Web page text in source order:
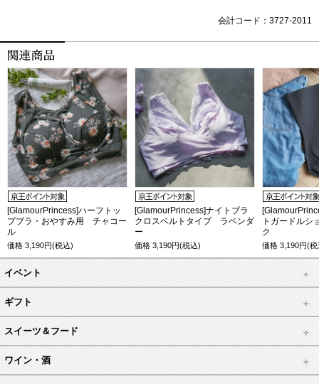
会計コード：3727-2011
[GlamourPrincess]ハーフトッ
プブラ・おやすみ用 チャコー
ル
価格 3,190円(税込)
[GlamourPrincess]ナイトブラ
クロスベルトタイプ ラベンダ
ー
価格3,190円(税込)
トガードル
ク
価格3,190円(
イベント
ギフト
スイーツ＆フード
ワイン・酒